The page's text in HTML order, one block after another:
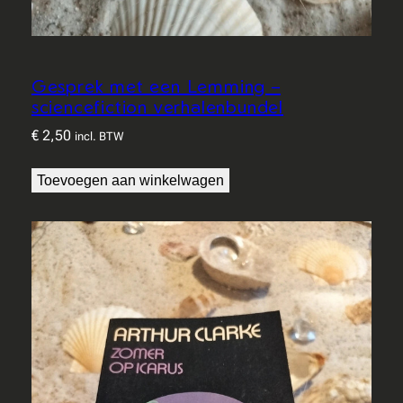
Gesprek met een Lemming –
sciencefiction verhalenbundel
€2,50 incl. BTW
Toevoegen aan winkelwagen